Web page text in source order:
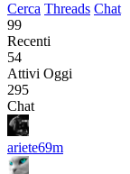
Cerca Threads Chat
99
Recenti
54
Attivi Oggi
295
Chat
ariete69m